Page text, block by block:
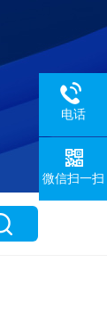
电话
微信扫一扫